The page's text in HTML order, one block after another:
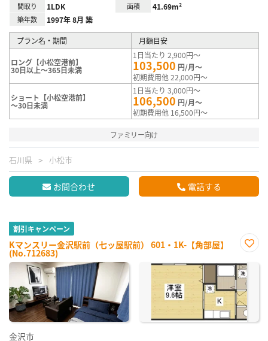
間取り 1LDK 面積 41.69m²
築年数 1997年 8月 築
プラン名・期間 月額目安
ロング【小松空港前】
30日以上～365日未満
1日当たり 2,900円～
103,500 円/月～
初期費用他 22,000円～
ショート【小松空港前】
～30日未満
1日当たり 3,000円～
106,500 円/月～
初期費用他 16,500円～
ファミリー向け
石川県 小松市
お問合わせ 電話する
割引キャンペーン
Kマンスリー金沢駅前（七ッ屋駅前） 601・1K-【角部屋】
(No.712683)
に入
り登
録
金沢市